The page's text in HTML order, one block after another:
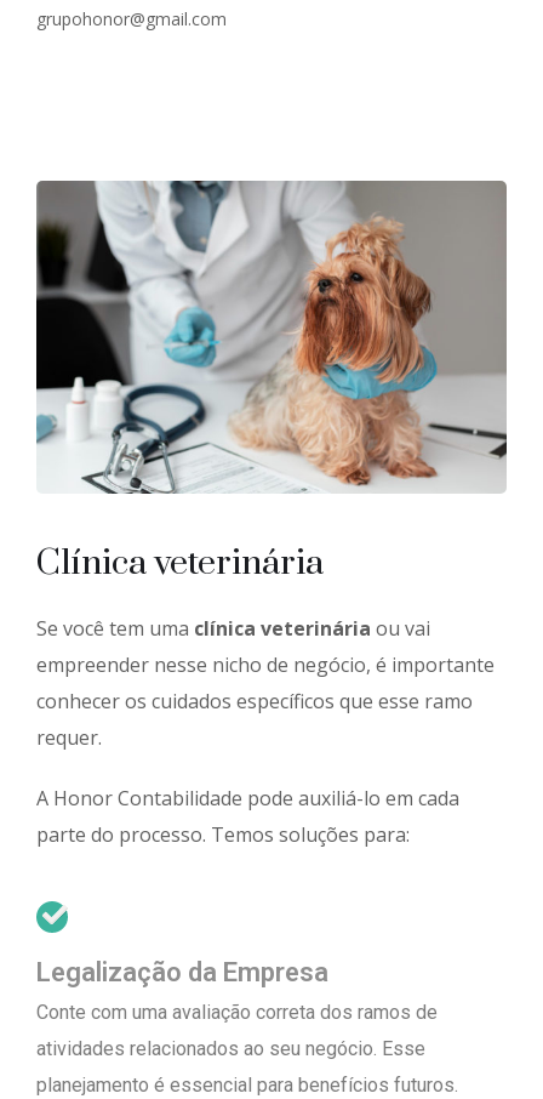
Clínica veterinária
Se você tem uma clínica veterinária ou vai
empreender nesse nicho de negócio, é importante
conhecer os cuidados específicos que esse ramo
requer.
A Honor Contabilidade pode auxiliá-lo em cada
parte do processo. Temos soluções para:
Legalização da Empresa
Conte com uma avaliação correta dos ramos de
atividades relacionados ao seu negócio. Esse
planejamento é essencial para benefícios futuros.
grupohonor@gmail.com